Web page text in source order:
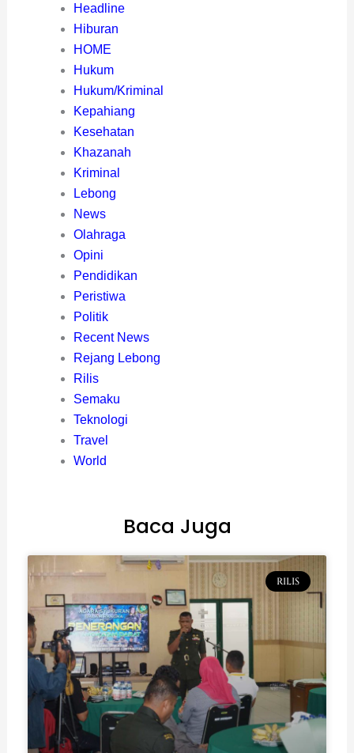
Headline
Hiburan
HOME
Hukum
Hukum/Kriminal
Kepahiang
Kesehatan
Khazanah
Kriminal
Lebong
News
Olahraga
Opini
Pendidikan
Peristiwa
Politik
Recent News
Rejang Lebong
Rilis
Semaku
Teknologi
Travel
World
Baca Juga
RILIS